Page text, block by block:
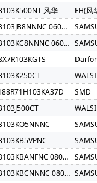
风华
FH(风
CL10B103JB8NNNC 0603 X7R 10NF 5% 50V
CL10B103KC8NNNC 0603 X7R 10NF 100V
SMD
CL21B103KBANFNC 0805 X7R 10NF 50V
CL21B103KBCNNNC 0805 X7R 10NF 50V 0.85T